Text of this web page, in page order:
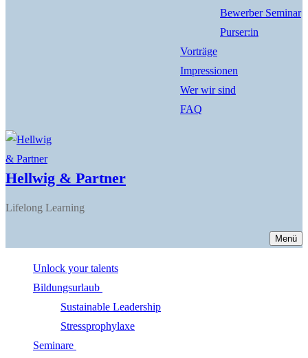
Bewerber Seminar
Purser:in
Vorträge
Impressionen
Wer wir sind
FAQ
Hellwig & Partner
Lifelong Learning
Menü
Unlock your talents
Bildungsurlaub
Sustainable Leadership
Stressprophylaxe
Seminare